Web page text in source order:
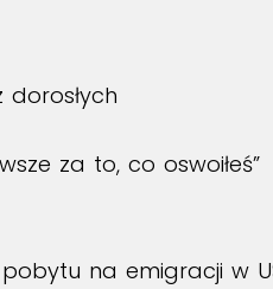
dorosłych
za to, co oswoiłeś”
na emigracji w